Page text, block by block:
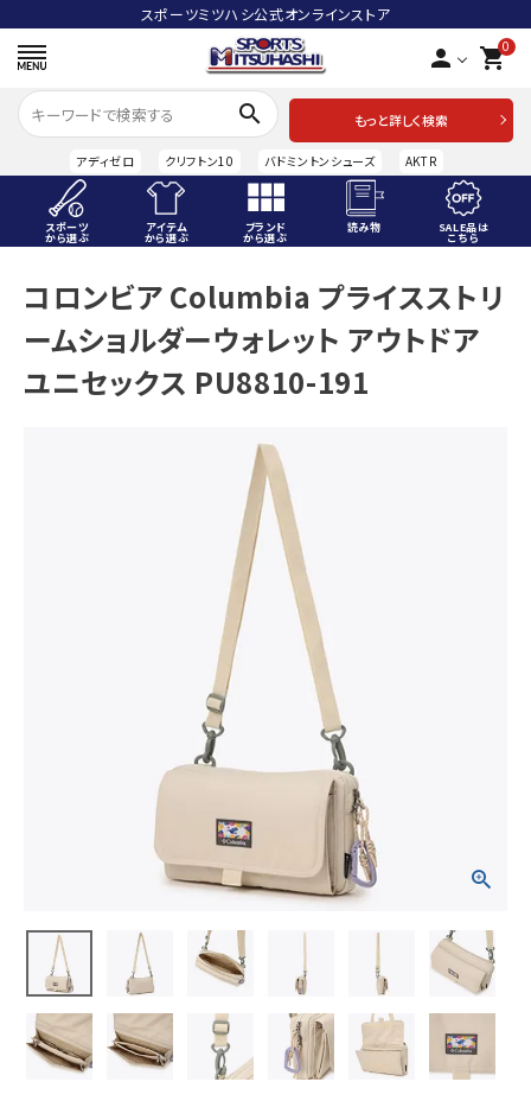
スポーツミツハシ公式オンラインストア
person 0
shopping_cart
search
もっと詳しく検索
アディゼロ クリフトン10 バドミントンシューズ AKTR
スポーツ
から選ぶ
アイテム
から選ぶ
ブランド
から選ぶ
読み物 SALE品は
こちら
ACCOUNT MENU
ようこそ ゲスト 様
meeting_room ログイン person 会員登録
コロンビア Columbia プライスストリ
ームショルダーウォレット アウトドア
ユニセックス PU8810-191